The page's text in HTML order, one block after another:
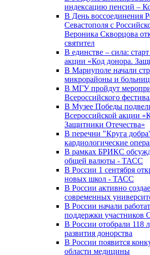
индексацию пенсий –
В День воссоединения
Севастополя с
Вероника Скворцова
святител
В единстве – сила:
акции «Код донора.
В Мариуполе начали
микрорайоны и
В МГУ пройдут
Всероссийского
В Музее Победы
Всероссийской акции
Защитники Отечества»
В перечни "Круга
кардиологические
В рамках БРИКС
общей валюты - ТАСС
В России 1 сентября
новых школ - ТАСС
В России активно
современных
В России начали
поддержки участников
В России отобрали 118
развития донорства
В России появится
области медицины